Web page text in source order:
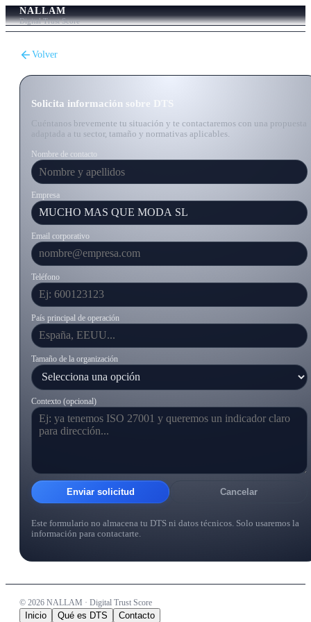
NALLAM
Digital Trust Score
Volver
Solicita información sobre DTS
Cuéntanos brevemente tu situación y te contactaremos con una propuesta
adaptada a tu sector, tamaño y normativas aplicables.
Nombre de contacto
Empresa
Email corporativo
Teléfono
País principal de operación
Tamaño de la organización
Contexto (opcional)
Enviar solicitud Cancelar
Este formulario no almacena tu DTS ni datos técnicos. Solo usaremos la
información para contactarte.
© 2026 NALLAM · Digital Trust Score
Inicio Qué es DTS Contacto